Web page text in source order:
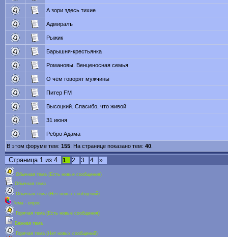
А зори здесь тихие
Адмиралъ
Рыжик
Барышня-крестьянка
Романовы. Венценосная семья
О чём говорят мужчины
Питер FM
Высоцкий. Спасибо, что живой
31 июня
Ребро Адама
В этом форуме тем: 155 . На странице показано тем: 40
Страница 1 из 4 1 2 3 4 »
Обычная тема (Есть новые сообщения)
Обычная тема
Обычная тема (Нет новых сообщений)
Тема - опрос
Горячая тема (Есть новые сообщения)
Важная тема
Горячая тема (Нет новых сообщений)